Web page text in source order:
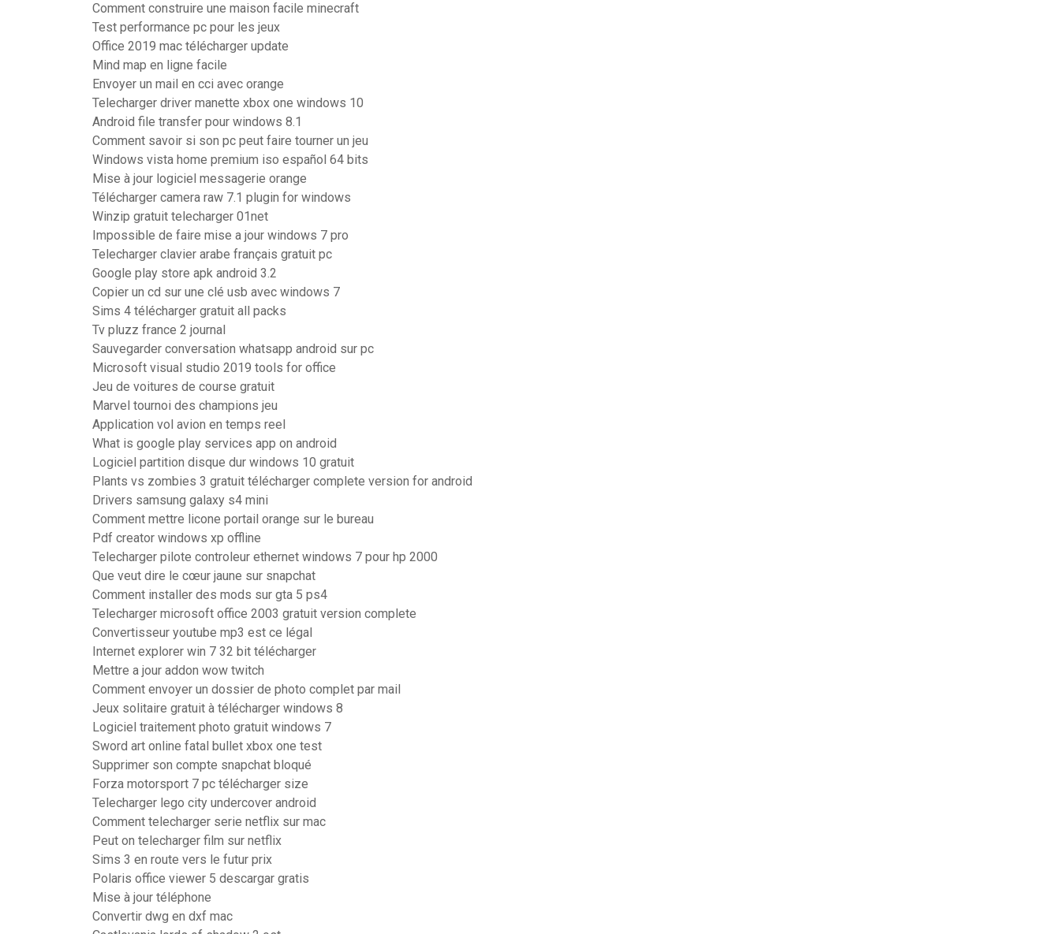
Comment construire une maison facile minecraft
Test performance pc pour les jeux
Office 2019 mac télécharger update
Mind map en ligne facile
Envoyer un mail en cci avec orange
Telecharger driver manette xbox one windows 10
Android file transfer pour windows 8.1
Comment savoir si son pc peut faire tourner un jeu
Windows vista home premium iso español 64 bits
Mise à jour logiciel messagerie orange
Télécharger camera raw 7.1 plugin for windows
Winzip gratuit telecharger 01net
Impossible de faire mise a jour windows 7 pro
Telecharger clavier arabe français gratuit pc
Google play store apk android 3.2
Copier un cd sur une clé usb avec windows 7
Sims 4 télécharger gratuit all packs
Tv pluzz france 2 journal
Sauvegarder conversation whatsapp android sur pc
Microsoft visual studio 2019 tools for office
Jeu de voitures de course gratuit
Marvel tournoi des champions jeu
Application vol avion en temps reel
What is google play services app on android
Logiciel partition disque dur windows 10 gratuit
Plants vs zombies 3 gratuit télécharger complete version for android
Drivers samsung galaxy s4 mini
Comment mettre licone portail orange sur le bureau
Pdf creator windows xp offline
Telecharger pilote controleur ethernet windows 7 pour hp 2000
Que veut dire le cœur jaune sur snapchat
Comment installer des mods sur gta 5 ps4
Telecharger microsoft office 2003 gratuit version complete
Convertisseur youtube mp3 est ce légal
Internet explorer win 7 32 bit télécharger
Mettre a jour addon wow twitch
Comment envoyer un dossier de photo complet par mail
Jeux solitaire gratuit à télécharger windows 8
Logiciel traitement photo gratuit windows 7
Sword art online fatal bullet xbox one test
Supprimer son compte snapchat bloqué
Forza motorsport 7 pc télécharger size
Telecharger lego city undercover android
Comment telecharger serie netflix sur mac
Peut on telecharger film sur netflix
Sims 3 en route vers le futur prix
Polaris office viewer 5 descargar gratis
Mise à jour téléphone
Convertir dwg en dxf mac